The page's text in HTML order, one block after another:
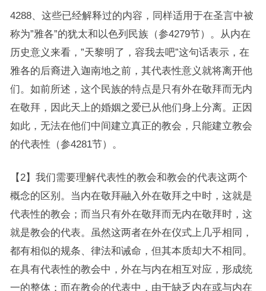
4288、这些已经解释过的内容，同样适用于在圣言中被
称为”雅各”的犹太和以色列民族（参4279节）。从内在
历史意义来看，”天黎明了，容我去吧”这句话表示，在
雅各的后裔进入迦南地之前，其代表性意义就将离开他
们。如前所述，这个民族的特点是只有外在敬拜而无内
在敬拜，因此天上的婚姻之爱已从他们身上分离。正因
如此，无法在他们中间建立真正的教会，只能建立教会
的代表性（参4281节）。
【2】我们需要理解代表性的教会和教会的代表这两个
概念的区别。当内在敬拜融入外在敬拜之中时，这就是
代表性的教会；而当只有外在敬拜而无内在敬拜时，这
就是教会的代表。虽然这两者在外在仪式上几乎相同，
都有相似的规条、律法和诫命，但其本质却大不相同。
在具有代表性的教会中，外在与内在相互对应，形成统
一的整体；而在教会的代表中，由于缺乏内在或与内在